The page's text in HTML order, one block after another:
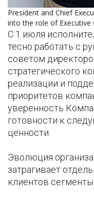
President and Chief
into the role of Executive
С 1 июля
тесно работать с
советом
стратегического
реализации и
приоритетов
уверенность
готовности к
ценности.
Эволюция
затрагивает
клиентов сегменты: